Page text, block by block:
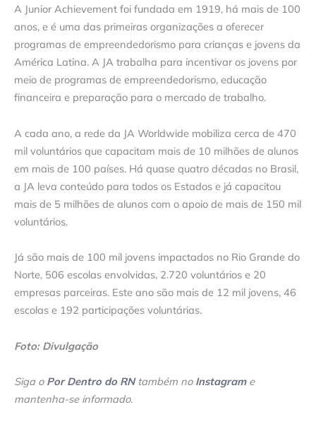
A Junior Achievement foi fundada em 1919, há mais de 100
anos, e é uma das primeiras organizações a oferecer
programas de empreendedorismo para crianças e jovens da
América Latina. A JA trabalha para incentivar os jovens por
meio de programas de empreendedorismo, educação
financeira e preparação para o mercado de trabalho.
A cada ano, a rede da JA Worldwide mobiliza cerca de 470
mil voluntários que capacitam mais de 10 milhões de alunos
em mais de 100 países. Há quase quatro décadas no Brasil,
a JA leva conteúdo para todos os Estados e já capacitou
mais de 5 milhões de alunos com o apoio de mais de 150 mil
voluntários.
Já são mais de 100 mil jovens impactados no Rio Grande do
Norte, 506 escolas envolvidas, 2.720 voluntários e 20
empresas parceiras. Este ano são mais de 12 mil jovens, 46
escolas e 192 participações voluntárias.
Foto: Divulgação
Siga o Por Dentro do RNtambém no Instagrame
mantenha-se informado.